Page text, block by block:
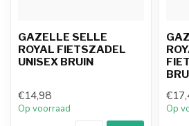
GAZELLE SELLE
ROYAL FIETSZADEL
UNISEX BRUIN
€14,98
Op voorraad Op